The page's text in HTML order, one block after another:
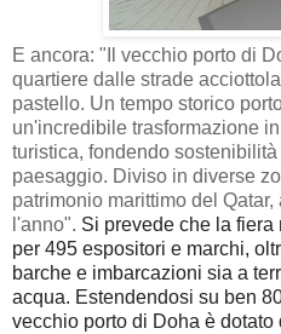
E ancora: "Il vecchio porto di
quartiere dalle strade
pastello. Un tempo storico
un'incredibile trasformazione
turistica, fondendo
paesaggio. Diviso in diverse
patrimonio marittimo del
l'anno". Si prevede che la
per 495 espositori e marchi,
barche e imbarcazioni sia a
acqua. Estendendosi su ben
vecchio porto di Doha è dotato